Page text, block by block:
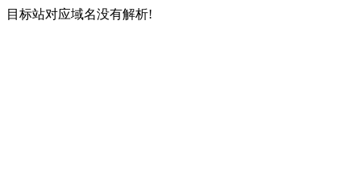
目标站对应域名没有解析!